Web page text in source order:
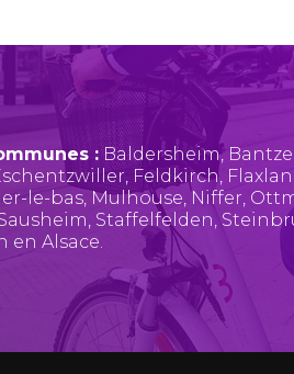
: Baldersheim,
, Feldkirch,
le-bas,Mulhouse, Niffer,
, Staffelfelden,
en Alsace.